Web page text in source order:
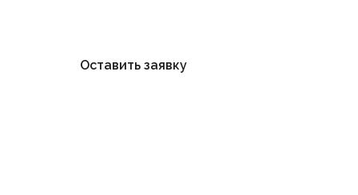
Оставить заявку